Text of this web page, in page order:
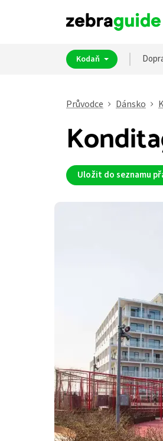
Kodaň
Průvodce Dánsko
Uložit do seznamu